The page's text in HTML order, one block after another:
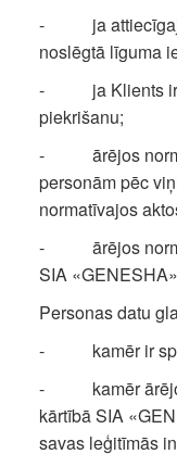
- ja attiecīgajai
noslēgtā līguma
- ja Klients ir
piekrišanu;
- ārējos
personām pēc
normatīvajos
- ārējos
SIA
Personas datu
- kamēr ir
- kamēr ārējos
kārtībā SIA
savas leģitīmās